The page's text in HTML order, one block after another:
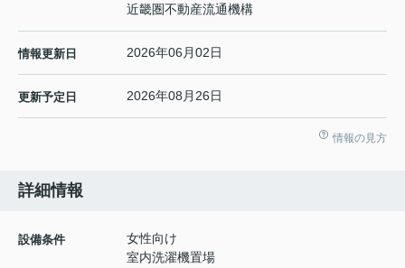
近畿圏不動産流通機構
情報更新日 2026年06月02日
更新予定日 2026年08月26日
情報の見方
詳細情報
設備条件
女性向け
室内洗濯機置場